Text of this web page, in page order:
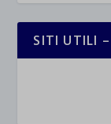
SITI UTILI